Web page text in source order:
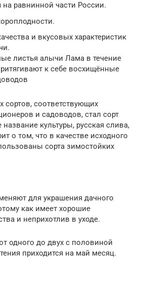
на равнинной части России.
и вкусовых характеристик
листья алычи Лама в течение
к себе восхищённые
соответствующих
и садоводов, стал сорт
культуры, русская слива,
о том, что в качестве исходного
сорта зимостойких
для украшения дачного
как имеет хорошие
и неприхотлив в уходе.
одного до двух с половиной
приходится на май месяц.